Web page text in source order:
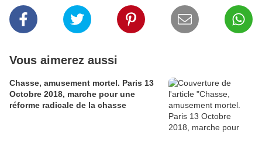
Vous aimerez aussi
Chasse, amusement mortel. Paris 13
Octobre 2018, marche pour une
réforme radicale de la chasse